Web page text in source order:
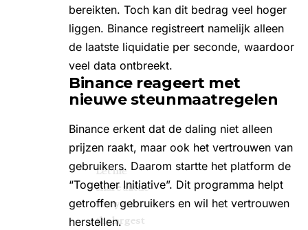
bereikten. Toch kan dit bedrag veel hoger
liggen. Binance registreert namelijk alleen
de laatste liquidatie per seconde, waardoor
veel data ontbreekt.
Binance reageert met
nieuwe steunmaatregelen
Binance erkent dat de daling niet alleen
prijzen raakt, maar ook het vertrouwen van
gebruikers. Daarom startte het platform de
“Together Initiative”. Dit programma helpt
getroffen gebruikers en wil het vertrouwen
herstellen.
Let me
share a little
story on
the largest